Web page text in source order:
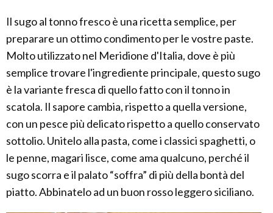
Il sugo al tonno fresco è una ricetta semplice, per
preparare un ottimo condimento per le vostre paste.
Molto utilizzato nel Meridione d'Italia, dove è più
semplice trovare l'ingrediente principale, questo sugo
è la variante fresca di quello fatto con il tonno in
scatola. Il sapore cambia, rispetto a quella versione,
con un pesce più delicato rispetto a quello conservato
sottolio. Unitelo alla pasta, come i classici spaghetti, o
le penne, magari lisce, come ama qualcuno, perché il
sugo scorra e il palato “soffra” di più della bontà del
piatto. Abbinatelo ad un buon rosso leggero siciliano.